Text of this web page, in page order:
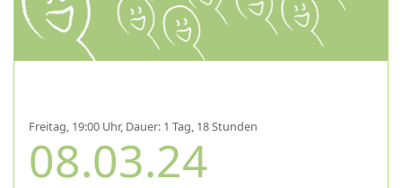
Freitag, 19:00 Uhr, Dauer: 1 Tag, 18 Stunden
08.03.24